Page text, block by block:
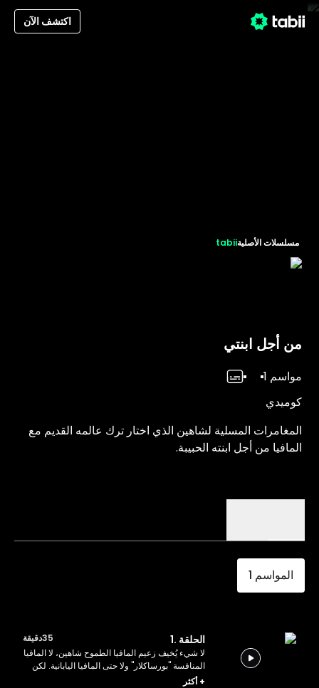
اكتشف الآن
مسلسلات الأصليةtabii
من أجل ابنتي
مواسم 1
كوميدي
المغامرات المسلية لشاهين الذي اختار ترك عالمه القديم مع
المافيا من أجل ابنته الحبيبة.
المواسم 1
الحلقة .1
35دقيقة
لا شيء يُخيف زعيم المافيا الطموح شاهين، لا المافيا
المنافسة "بورساكلار" ولا حتى المافيا اليابانية. لكن
عندما يكتشف أن لديه ابنة من زوجته السابقة التي
+أكثر